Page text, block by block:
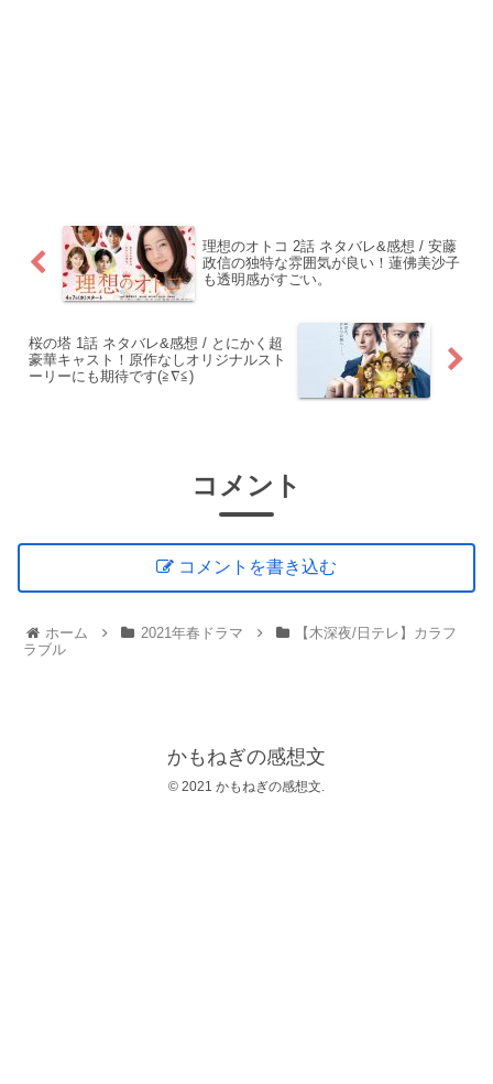
理想のオトコ 2話 ネタバレ&感想 / 安藤
政信の独特な雰囲気が良い！蓮佛美沙子
も透明感がすごい。
桜の塔 1話 ネタバレ&感想 / とにかく超
豪華キャスト！原作なしオリジナルスト
ーリーにも期待です(≧∇≦)
コメント
コメントを書き込む
ホーム 2021年春ドラマ
【木深夜/日テレ】カラフ
ラブル
かもねぎの感想文
© 2021 かもねぎの感想文.